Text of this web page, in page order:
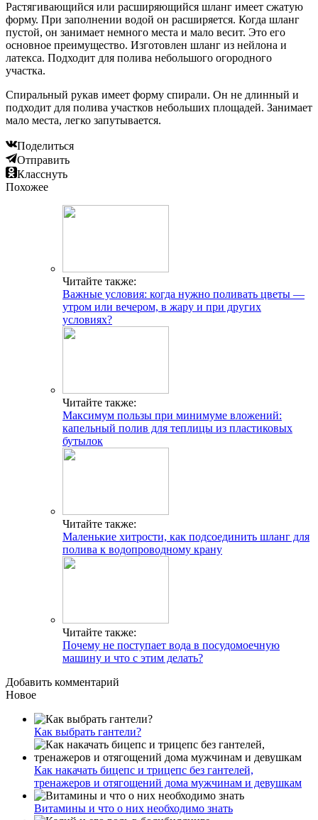
Растягивающийся или расширяющийся шланг имеет сжатую
форму. При заполнении водой он расширяется. Когда шланг
пустой, он занимает немного места и мало весит. Это его
основное преимущество. Изготовлен шланг из нейлона и
латекса. Подходит для полива небольшого огородного
участка.
Спиральный рукав имеет форму спирали. Он не длинный и
подходит для полива участков небольших площадей. Занимает
мало места, легко запутывается.
Поделиться
Отправить
Класснуть
Похожее
Читайте также:
Важные условия: когда нужно поливать цветы —
утром или вечером, в жару и при других
условиях?
Читайте также:
Максимум пользы при минимуме вложений:
капельный полив для теплицы из пластиковых
бутылок
Читайте также:
Маленькие хитрости, как подсоединить шланг для
полива к водопроводному крану
Читайте также:
Почему не поступает вода в посудомоечную
машину и что с этим делать?
Добавить комментарий
Новое
Как выбрать гантели?
Как накачать бицепс и трицепс без гантелей,
тренажеров и отягощений дома мужчинам и девушкам
Витамины и что о них необходимо знать